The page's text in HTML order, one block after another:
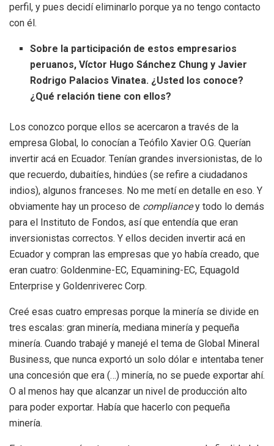
perfil, y pues decidí eliminarlo porque ya no tengo contacto
con él.
Sobre la participación de estos empresarios
peruanos, Víctor Hugo Sánchez Chung y Javier
Rodrigo Palacios Vinatea. ¿Usted los conoce?
¿Qué relación tiene con ellos?
Los conozco porque ellos se acercaron a través de la
empresa Global, lo conocían a Teófilo Xavier O.G. Querían
invertir acá en Ecuador. Tenían grandes inversionistas, de lo
que recuerdo, dubaitíes, hindúes (se refire a ciudadanos
indios), algunos franceses. No me metí en detalle en eso. Y
obviamente hay un proceso de compliancey todo lo demás
para el Instituto de Fondos, así que entendía que eran
inversionistas correctos. Y ellos deciden invertir acá en
Ecuador y compran las empresas que yo había creado, que
eran cuatro: Goldenmine-EC, Equamining-EC, Equagold
Enterprise y Goldenriverec Corp.
Creé esas cuatro empresas porque la minería se divide en
tres escalas: gran minería, mediana minería y pequeña
minería. Cuando trabajé y manejé el tema de Global Mineral
Business, que nunca exportó un solo dólar e intentaba tener
una concesión que era (…) minería, no se puede exportar ahí.
O al menos hay que alcanzar un nivel de producción alto
para poder exportar. Había que hacerlo con pequeña
minería.